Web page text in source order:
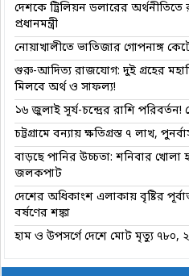
দেশকে ট্রিলিয়ন ডলারের
প্রধানমন্ত্রী
নোয়াখালীতে ভাতিজার গোপনাঙ্গ
গুরু-আদিত্য রাজযোগ: দুই গ্রহের
মিলবে অর্থ ও সাফল্য!
১৬ জুলাই সূর্য-চন্দ্রের রাশি
চট্টগ্রামে বন্যায় ক্ষতিগ্রস্ত ৭ লাখ,
বাড়ছে পানির উচ্চতা: শনিবার খোলা
জলকপাট
দেশের অধিকাংশ এলাকায় বৃষ্টির
বর্ষণের শঙ্কা
হাম ও উপসর্গে দেশে মোট মৃত্যু ৭৮০,